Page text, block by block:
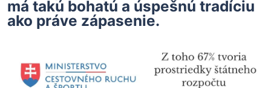
má takú bohatú a úspešnú tradíciu
ako práve zápasenie.